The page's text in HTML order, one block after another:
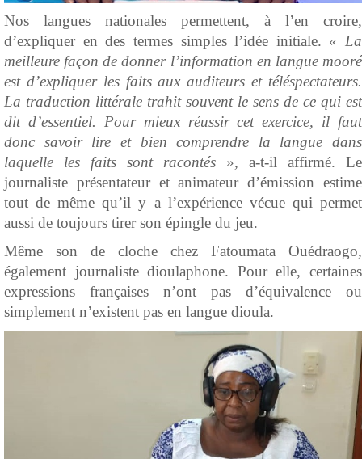
Nos langues nationales permettent, à l’en croire,
d’expliquer en des termes simples l’idée initiale. « La
meilleure façon de donner l’information en langue mooré
est d’expliquer les faits aux auditeurs et téléspectateurs.
La traduction littérale trahit souvent le sens de ce qui est
dit d’essentiel. Pour mieux réussir cet exercice, il faut
donc savoir lire et bien comprendre la langue dans
laquelle les faits sont racontés », a-t-il affirmé. Le
journaliste présentateur et animateur d’émission estime
tout de même qu’il y a l’expérience vécue qui permet
aussi de toujours tirer son épingle du jeu.
Même son de cloche chez Fatoumata Ouédraogo,
également journaliste dioulaphone. Pour elle, certaines
expressions françaises n’ont pas d’équivalence ou
simplement n’existent pas en langue dioula.